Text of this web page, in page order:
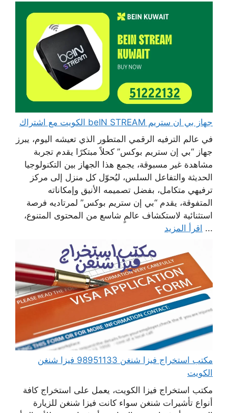
جهاز بي ان ستريم beIN STREAM الكويت مع اشتراك
في عالم الترفيه الرقمي المتطور الذي تعيشه اليوم، يبرز
جهاز “بي إن ستريم بوكس” كحلاً مبتكرًا يقدم تجربة
مشاهدة غير مسبوقة، يجمع هذا الجهاز بين التكنولوجيا
الحديثة والتفاعل السلس، ليُحوّل كل منزل إلى مركز
ترفيهي متكامل، بفضل تصميمه الأنيق وإمكاناته
المتفوقة، يقدم “بي إن ستريم بوكس” لمرتاديه فرصة
استثنائية لاستكشاف عالمٍ شاسع من المحتوى المتنوع،
... اقرأ المزيد
مكتب استخراج فيزا شنغن 98951133 فيزا شنغن
الكويت
مكتب استخراج فيزا الكويت، يعمل على استخراج كافة
أنواع تأشيرات شنغن سواء كانت فيزا شنغن للزيارة